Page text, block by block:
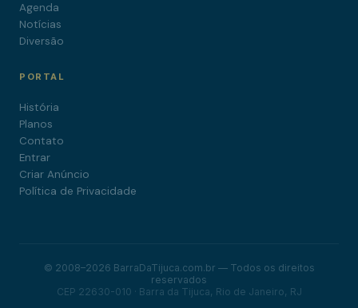
Agenda
Notícias
Diversão
PORTAL
História
Planos
Contato
Entrar
Criar Anúncio
Política de Privacidade
© 2008–2026 BarraDaTijuca.com.br — Todos os direitos
reservados
CEP 22630-010 · Barra da Tijuca, Rio de Janeiro, RJ